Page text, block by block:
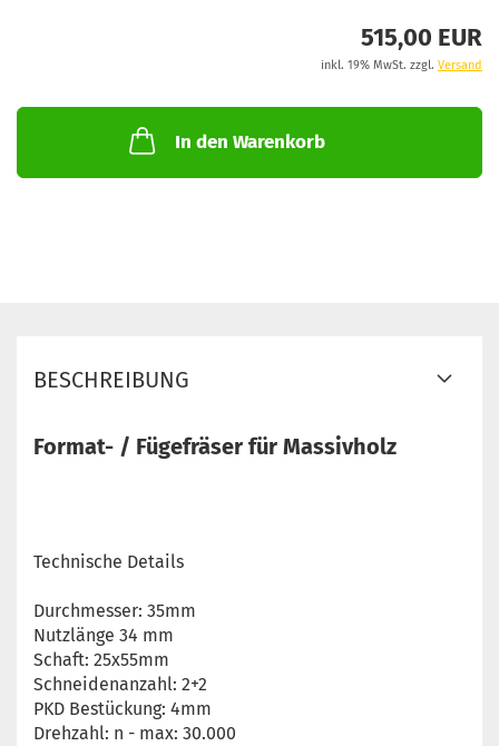
515,00 EUR
inkl. 19% MwSt. zzgl. Versand
In den Warenkorb
BESCHREIBUNG
Format- / Fügefräser für Massivholz
Technische Details
Durchmesser: 35mm
Nutzlänge 34 mm
Schaft: 25x55mm
Schneidenanzahl: 2+2
PKD Bestückung: 4mm
Drehzahl: n - max: 30.000